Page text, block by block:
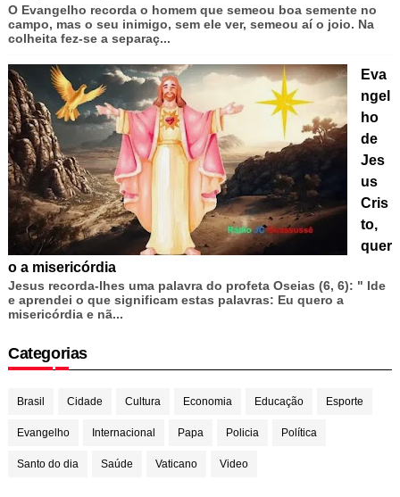
O Evangelho recorda o homem que semeou boa semente no
campo, mas o seu inimigo, sem ele ver, semeou aí o joio. Na
colheita fez-se a separaç...
Eva
ngel
ho
de
Jes
us
Cris
to,
quer
o a misericórdia
Jesus recorda-lhes uma palavra do profeta Oseias (6, 6): " Ide
e aprendei o que significam estas palavras: Eu quero a
misericórdia e nã...
Categorias
Brasil Cidade Cultura Economia Educação Esporte
Evangelho Internacional Papa Policia Política
Santo do dia Saúde Vaticano Video